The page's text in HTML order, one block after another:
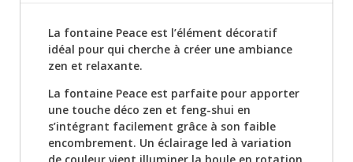
La fontaine Peace est l’élément décoratif
idéal pour qui cherche à créer une ambiance
zen et relaxante.
La fontaine Peace est parfaite pour apporter
une touche déco zen et feng-shui en
s’intégrant facilement grâce à son faible
encombrement. Un éclairage led à variation